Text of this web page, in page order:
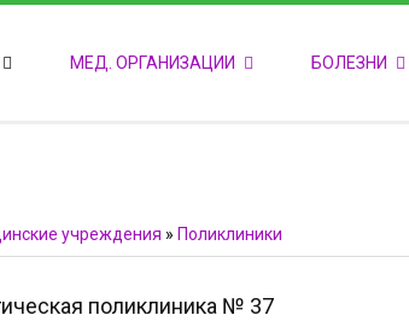
НОВОСТИ
МЕД. ОРГАНИЗАЦИИ БОЛЕЗНИ
учреждения » Поликлиники
поликлиника № 37